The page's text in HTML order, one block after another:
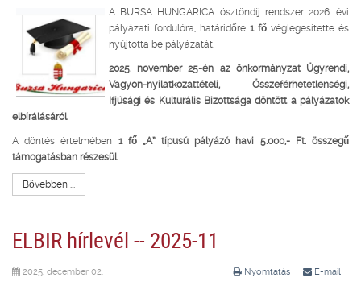
A BURSA HUNGARICA ösztöndíj rendszer 2026. évi
pályázati fordulóra, határidőre 1 fő véglegesítette és
nyújtotta be pályázatát.
2025. november 25-én az önkormányzat Ügyrendi,
Vagyon-nyilatkozattételi, Összeférhetetlenségi,
Ifjúsági és Kulturális Bizottsága döntött a pályázatok
elbírálásáról.
A döntés értelmében 1 fő „A” típusú pályázó havi 5.000,- Ft. összegű
támogatásban részesül.
Bővebben ...
ELBIR hírlevél -- 2025-11
Nyomtatás E-mail
2025. december 02.